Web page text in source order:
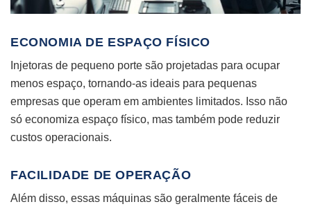
ECONOMIA DE ESPAÇO FÍSICO
Injetoras de pequeno porte são projetadas para ocupar
menos espaço, tornando-as ideais para pequenas
empresas que operam em ambientes limitados. Isso não
só economiza espaço físico, mas também pode reduzir
custos operacionais.
FACILIDADE DE OPERAÇÃO
Além disso, essas máquinas são geralmente fáceis de